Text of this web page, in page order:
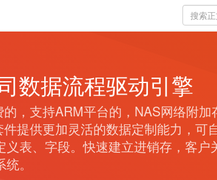
数据流程驱动引擎
，支持ARM平台的，NAS网络附加
提供更加灵活的数据定制能力，可
义表、字段。快速建立进销存，客户
。